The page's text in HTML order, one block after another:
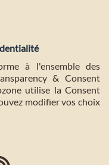
à l'ensemble des
& Consent
utilise la Consent
modifier vos choix